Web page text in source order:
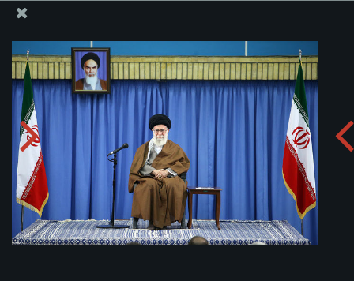
Ali Məqamlı Rəhbər xüsusi istedadlı gənc alimlər və
tələbələrlə görüşdü
Albomu yüklə: